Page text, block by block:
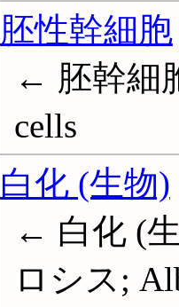
胚性幹細胞
← 胚幹細
cells
白化 (生物)
← 白化 (
ロシス;